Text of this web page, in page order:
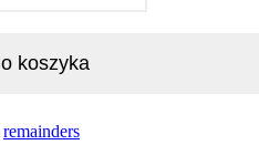
koszyka
remainders